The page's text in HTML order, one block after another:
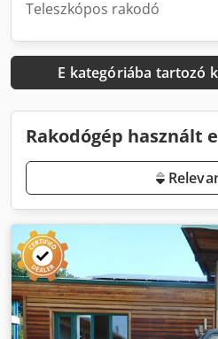
Teleszkópos rakodó
E kategóriába tartozó
Rakodógép használt